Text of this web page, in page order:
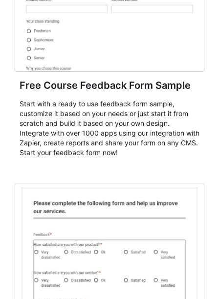
Free Course Feedback Form Sample
Start with a ready to use feedback form sample,
customize it based on your needs or just start it from
scratch and build it based on your own design.
Integrate with over 1000 apps using our integration with
Zapier, create reports and share your form on any CMS.
Start your feedback form now!